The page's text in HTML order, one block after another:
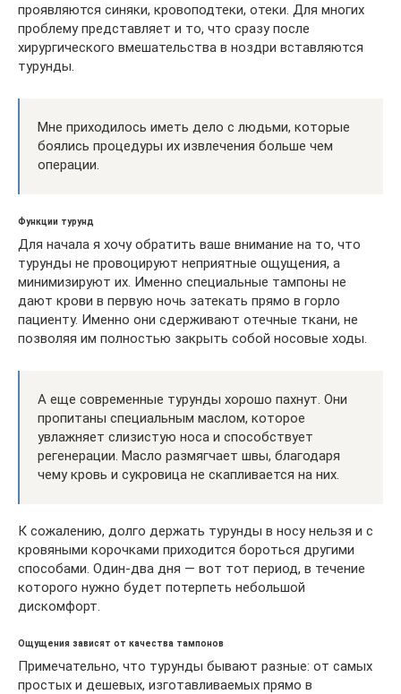
проявляются синяки, кровоподтеки, отеки. Для многих
проблему представляет и то, что сразу после
хирургического вмешательства в ноздри вставляются
турунды.
Мне приходилось иметь дело с людьми, которые
боялись процедуры их извлечения больше чем
операции.
Функции турунд
Для начала я хочу обратить ваше внимание на то, что
турунды не провоцируют неприятные ощущения, а
минимизируют их. Именно специальные тампоны не
дают крови в первую ночь затекать прямо в горло
пациенту. Именно они сдерживают отечные ткани, не
позволяя им полностью закрыть собой носовые ходы.
А еще современные турунды хорошо пахнут. Они
пропитаны специальным маслом, которое
увлажняет слизистую носа и способствует
регенерации. Масло размягчает швы, благодаря
чему кровь и сукровица не скапливается на них.
К сожалению, долго держать турунды в носу нельзя и с
кровяными корочками приходится бороться другими
способами. Один-два дня — вот тот период, в течение
которого нужно будет потерпеть небольшой
дискомфорт.
Ощущения зависят от качества тампонов
Примечательно, что турунды бывают разные: от самых
простых и дешевых, изготавливаемых прямо в